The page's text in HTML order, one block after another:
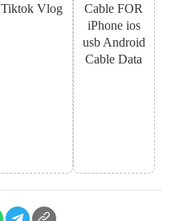
Tiktok Vlog
Cable FOR
iPhone ios
usb Android
Cable Data